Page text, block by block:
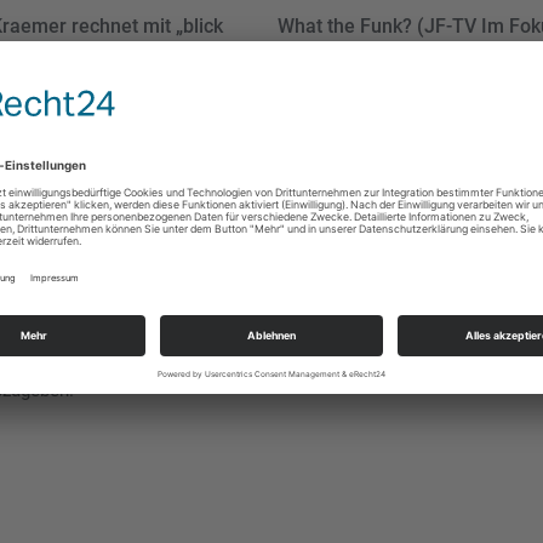
rechnet mit „blick
What the Funk? (JF-TV Im
Linke Krawalle nach dem Amoklauf in